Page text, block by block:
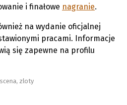
i finałowe nagranie.
na wydanie oficjalnej
pracami. Informacje
się zapewne na profilu
scena, zloty